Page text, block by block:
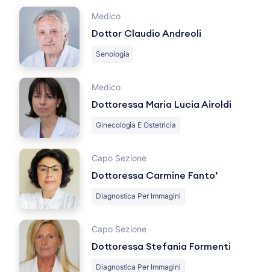
Medico
Dottor Claudio Andreoli
Senologia
Medico
Dottoressa Maria Lucia Airoldi
Ginecologia E Ostetricia
Capo Sezione
Dottoressa Carmine Fanto’
Diagnostica Per Immagini
Capo Sezione
Dottoressa Stefania Formenti
Diagnostica Per Immagini